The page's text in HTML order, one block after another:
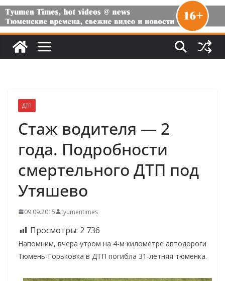
ДТП
Стаж водителя — 2
года. Подробности
смертельного ДТП под
Утяшево
09.09.2015 tyumentimes
Просмотры: 2 736
Напомним, вчера утром на 4-м километре автодороги
Тюмень-Горьковка в ДТП погибла 31-летняя тюменка.